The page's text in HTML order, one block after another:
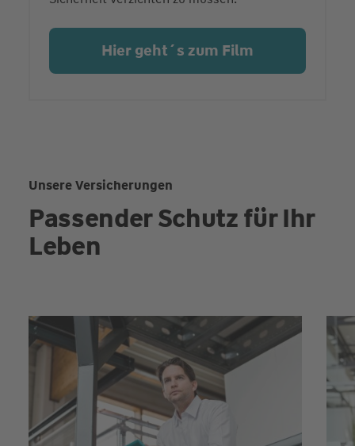
Hier geht´s zum Film
Unsere Versicherungen
Passender Schutz für Ihr
Leben